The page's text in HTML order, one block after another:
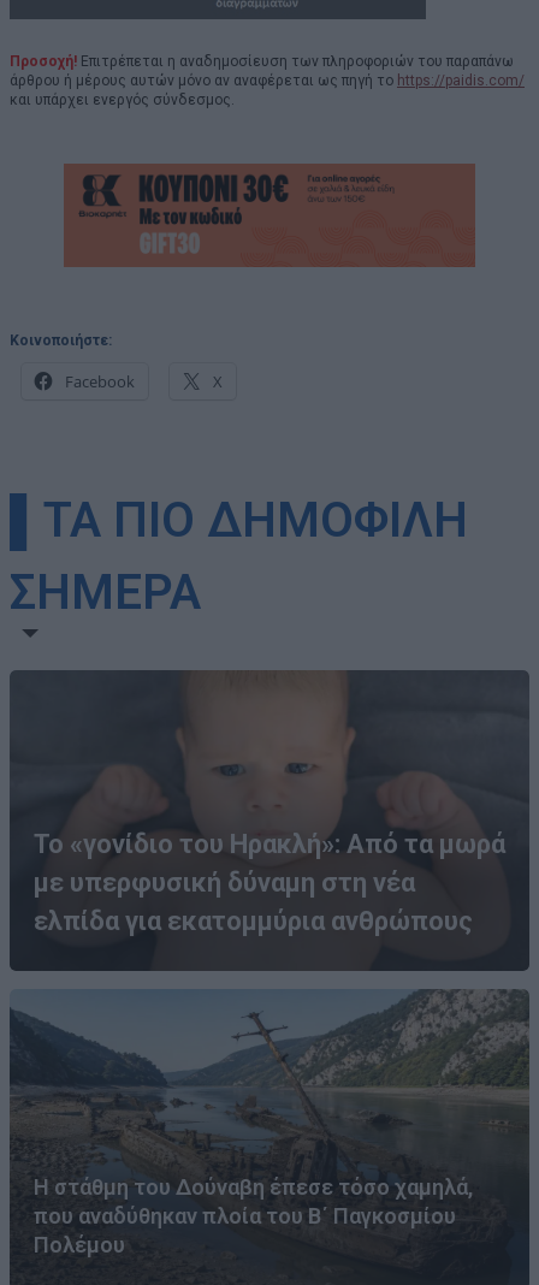
Προσοχή! Επιτρέπεται η αναδημοσίευση των πληροφοριών του παραπάνω
άρθρου ή μέρους αυτών μόνο αν αναφέρεται ως πηγή το https://paidis.com/
και υπάρχει ενεργός σύνδεσμος.
Κοινοποιήστε:
Facebook X
▌ΤΑ ΠΙΟ ΔΗΜΟΦΙΛΗ
ΣΗΜΕΡΑ
Το «γονίδιο του Ηρακλή»: Από τα μωρά
με υπερφυσική δύναμη στη νέα
ελπίδα για εκατομμύρια ανθρώπους
Η στάθμη του Δούναβη έπεσε τόσο χαμηλά,
που αναδύθηκαν πλοία του Β΄ Παγκοσμίου
Πολέμου